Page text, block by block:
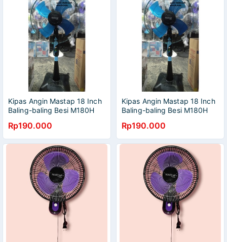
Kipas Angin Mastap 18 Inch
Baling-baling Besi M180H
Rp190.000
Kipas Angin Mastap 18 Inch
Baling-baling Besi M180H
Rp190.000